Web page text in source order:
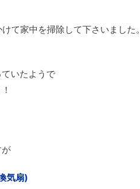
て家中を掃除して下さいました。
いたようで
気扇)